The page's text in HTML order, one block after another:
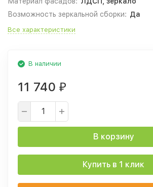
Возможность зеркальной сборки: Да
Все характеристики
В наличии
11 740 ₽
В корзину
Купить в 1 клик